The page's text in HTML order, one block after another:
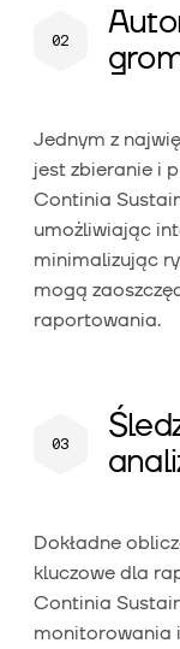
Jednym z
jest zbieranie i
Continia
umożliwiając
minimalizując
mogą
raportowania.
Dokładne
kluczowe dla
Continia
monitorowania